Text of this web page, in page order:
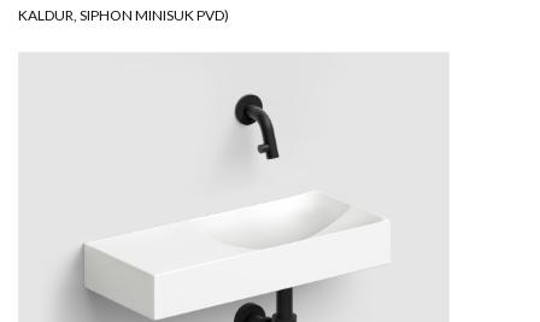
Accessoires de salle de bain
KALDUR, SIPHON MINISUK PVD)